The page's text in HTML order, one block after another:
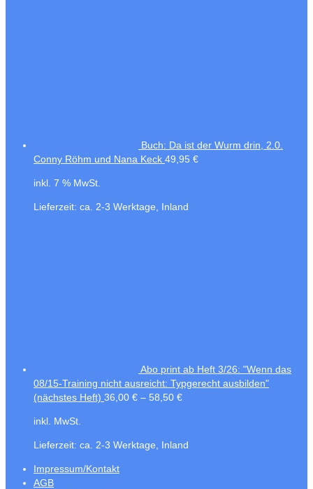
Buch: Da ist der Wurm drin, 2.0.
Conny Röhm und Nana Keck 49,95 €
inkl. 7 % MwSt.
Lieferzeit: ca. 2-3 Werktage, Inland
Abo print ab Heft 3/26: "Wenn das
08/15-Training nicht ausreicht: Typgerecht ausbilden"
(nächstes Heft) 36,00 € – 58,50 €
inkl. MwSt.
Lieferzeit: ca. 2-3 Werktage, Inland
Impressum/Kontakt
AGB